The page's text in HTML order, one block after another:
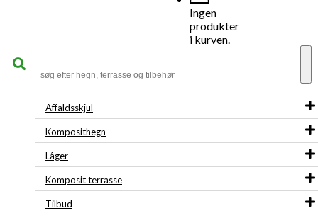
Ingen
produkter
i kurven.
Affaldsskjul
Komposithegn
Låger
Komposit terrasse
Tilbud